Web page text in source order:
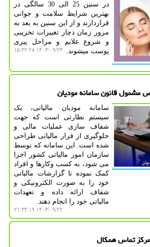
در سنین 25 الی 30 سالگی در
بهترین شرایط سلامت و جوانی
قراردارند و از این سنین به بعد به
مرور زمان دچار تغییرات تخریبی
و شروع علایم و مراحل پیری
پوست میشوند.
۱۴۰۳/۰۹/۲۳ ۱۵:۳۲:۲۸
مشمول قانون سامانه مودیان
سامانه مودیان مالیاتی، یک
سیستم نظارتی است که جهت
شفاف‌ سازی عملیات مالی و
جلوگیری از فرار مالیاتی طراحی
شده است. این سامانه که توسط
سازمان امور مالیاتی کشور اجرا
می‌ شود، به کسب ‌وکارها و افراد
کمک نموده تا گزارشات مالیاتی
خود را به صورت الکترونیکی و
شفاف ارائه داده و تعهدات
مالیاتی خود را انجام دهند.
۱۴۰۳/۰۹/۲۲ ۲۱:۳۴:۱۹
تماس همکال